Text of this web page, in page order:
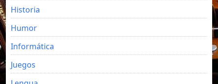
Historia
Humor
Informática
Juegos